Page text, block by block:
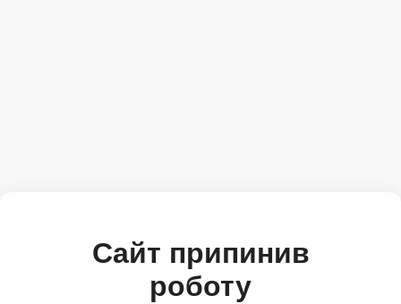
Сайт припинив
роботу